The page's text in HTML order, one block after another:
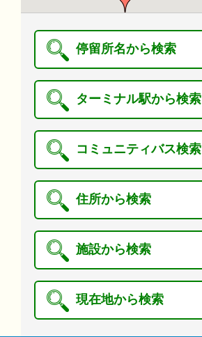
停留所名から検索
ターミナル駅から検索
コミュニティバス検索
住所から検索
施設から検索
現在地から検索